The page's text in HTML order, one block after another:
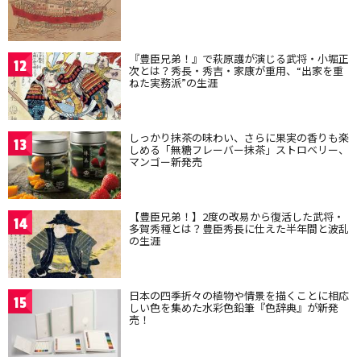
12 『豊臣兄弟！』で萩原護が演じる武将・小堀正
次とは？秀長・秀吉・家康が重用、“出家を重
ねた実務派”の生涯
13 しっかり抹茶の味わい、さらに果実の香りも楽
しめる「無糖フレーバー抹茶」ストロベリー、
マンゴー新発売
14 【豊臣兄弟！】2度の改易から復活した武将・
多賀秀種とは？豊臣秀長に仕えた半年間と波乱
の生涯
15 日本の四季折々の植物や情景を描くことに相応
しい色を集めた水彩色鉛筆『色辞典』が新発
売！